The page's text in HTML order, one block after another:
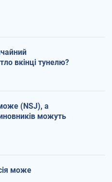
вкінці тунелю?
(NSJ), а
можуть
може